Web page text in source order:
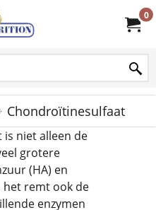
0
Chondroïtinesulfaat
niet alleen de
grotere
(HA) en
het remt ook de
enzymen